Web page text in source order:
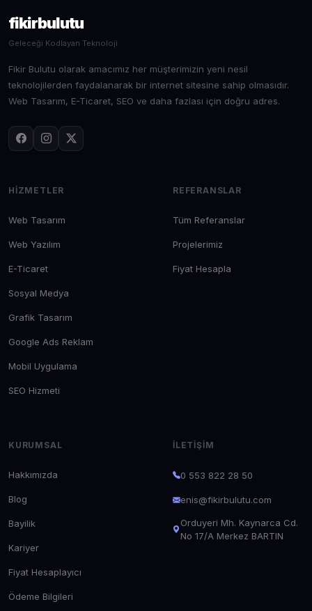
fikirbulutu
Geleceği Kodlayan Teknoloji
Fikir Bulutu olarak amacımız her müşterimizin yeni nesil
teknolojilerden faydalanarak bir internet sitesine sahip olmasıdır.
Web Tasarım, E-Ticaret, SEO ve daha fazlası için doğru adres.
HIZMETLER
Web Tasarım
Web Yazılım
E-Ticaret
Sosyal Medya
Grafik Tasarım
Google Ads Reklam
Mobil Uygulama
SEO Hizmeti
REFERANSLAR
Tüm Referanslar
Projelerimiz
Fiyat Hesapla
KURUMSAL
Hakkımızda
Blog
Bayilik
Kariyer
Fiyat Hesaplayıcı
Ödeme Bilgileri
İLETIŞIM
0 553 822 28 50
enis@fikirbulutu.com
Orduyeri Mh. Kaynarca Cd.
No 17/A Merkez BARTIN